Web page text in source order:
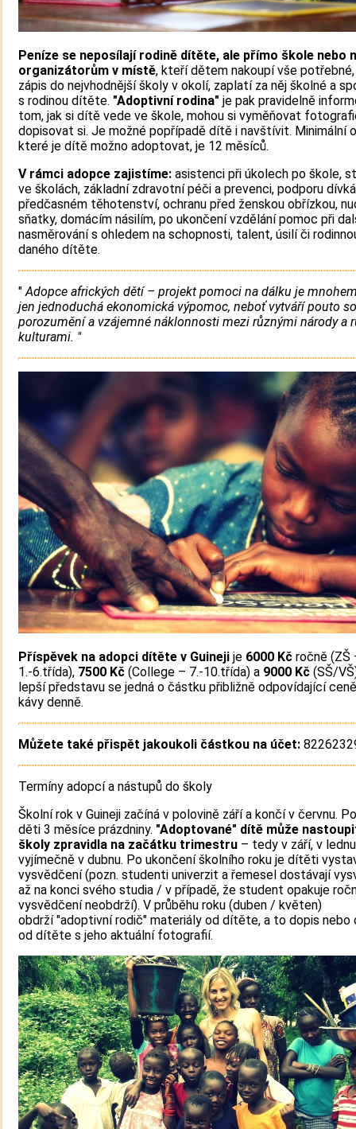
Peníze se neposílají rodině dítěte, ale přímo škole nebo
organizátorům v místě, kteří dětem nakoupí vše
zápis do nejvhodnější školy v okolí, zaplatí za něj školné a
s rodinou dítěte. "Adoptivní rodina" je pak pravidelně
tom, jak si dítě vede ve škole, mohou si vyměňovat
dopisovat si. Je možné popřípadě dítě i navštívit. Minimální
které je dítě možno adoptovat, je 12 měsíců.
V rámci adopce zajistíme: asistenci při úkolech po škole,
ve školách, základní zdravotní péči a prevenci, podporu
předčasném těhotenství, ochranu před ženskou obřízkou,
sňatky, domácím násilím, po ukončení vzdělání pomoc při
nasměrování s ohledem na schopnosti, talent, úsilí či
daného dítěte.
"Adopce afrických dětí – projekt pomoci na dálku je
jen jednoduchá ekonomická výpomoc, neboť vytváří pouto
porozumění a vzájemné náklonnosti mezi různými národy a
kulturami. "
Příspěvek na adopci dítěte v Guineji je 6000 Kč ročně (ZŠ
1.-6.třída), 7500 Kč (College – 7.-10.třída) a 9000 Kč (SŠ/
lepší představu se jedná o částku přibližně odpovídající
kávy denně.
Můžete také přispět jakoukoli částkou na účet:
Termíny adopcí a nástupů do školy
Školní rok v Guineji začíná v polovině září a končí v červnu.
děti 3 měsíce prázdniny. "Adoptované" dítě může
školy zpravidla na začátku trimestru – tedy v září, v
vyjímečně v dubnu. Po ukončení školního roku je dítěti
vysvědčení (pozn. studenti univerzit a řemesel dostávají
až na konci svého studia / v případě, že student opakuje
vysvědčení neobdrží). V průběhu roku (duben / květen)
obdrží "adoptivní rodič" materiály od dítěte, a to dopis nebo
od dítěte s jeho aktuální fotografií.